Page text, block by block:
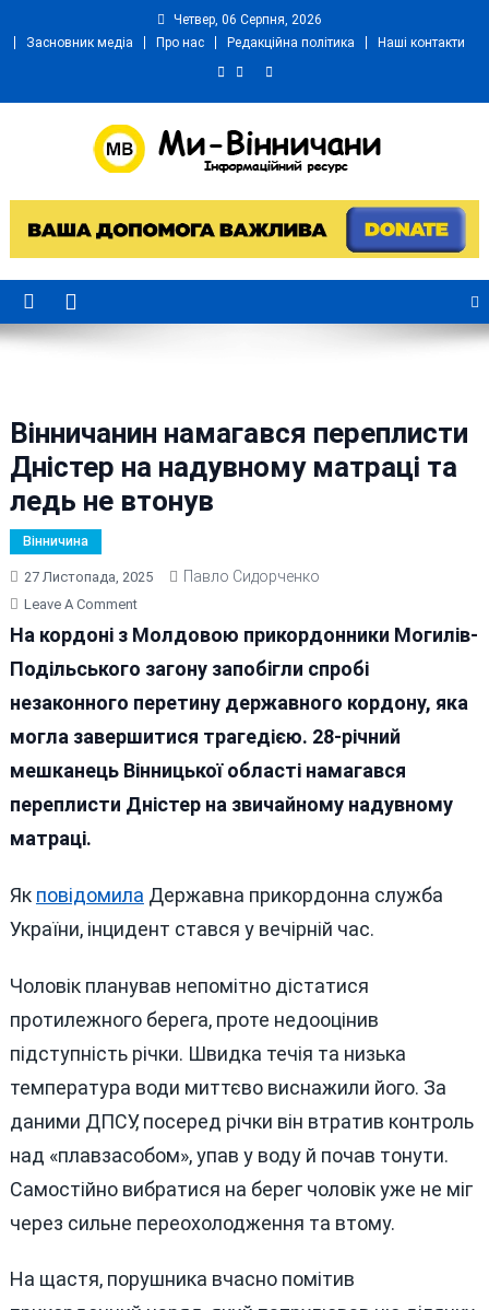
Четвер, 06 Серпня, 2026
Засновник медіа
Про нас Редакційна політика Наші контакти
Ми Вінничани
Вінничанин намагався переплисти
Дністер на надувному матраці та
ледь не втонув
Вінничина
27 Листопада, 2025 Павло Сидорченко
Leave A CommentOn
Вінничанин
Переплисти
Дністер
На
Матраці
Та
На кордоні з Молдовою прикордонники Могилів-
Подільського загону запобігли спробі
незаконного перетину державного кордону, яка
могла завершитися трагедією. 28-річний
мешканець Вінницької області намагався
переплисти Дністер на звичайному надувному
матраці.
Як повідомила Державна прикордонна служба
України, інцидент стався у вечірній час.
Чоловік планував непомітно дістатися
протилежного берега, проте недооцінив
підступність річки. Швидка течія та низька
температура води миттєво виснажили його. За
даними ДПСУ, посеред річки він втратив контроль
над «плавзасобом», упав у воду й почав тонути.
Самостійно вибратися на берег чоловік уже не міг
через сильне переохолодження та втому.
На щастя, порушника вчасно помітив